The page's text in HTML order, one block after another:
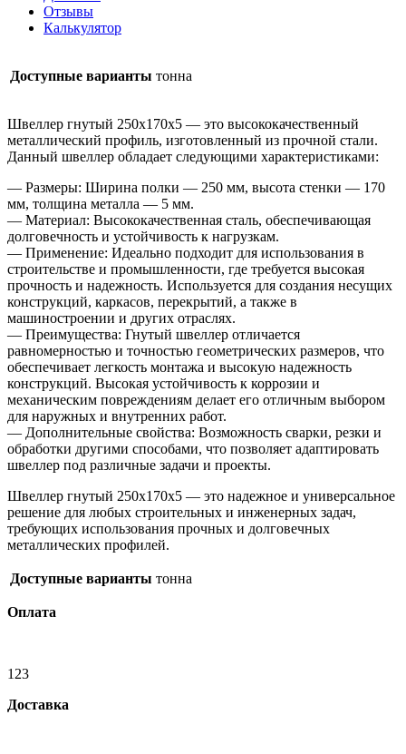
Отзывы
Калькулятор
Доступные варианты тонна
Швеллер гнутый 250х170х5 — это высококачественный
металлический профиль, изготовленный из прочной стали.
Данный швеллер обладает следующими характеристиками:
— Размеры: Ширина полки — 250 мм, высота стенки — 170
мм, толщина металла — 5 мм.
— Материал: Высококачественная сталь, обеспечивающая
долговечность и устойчивость к нагрузкам.
— Применение: Идеально подходит для использования в
строительстве и промышленности, где требуется высокая
прочность и надежность. Используется для создания несущих
конструкций, каркасов, перекрытий, а также в
машиностроении и других отраслях.
— Преимущества: Гнутый швеллер отличается
равномерностью и точностью геометрических размеров, что
обеспечивает легкость монтажа и высокую надежность
конструкций. Высокая устойчивость к коррозии и
механическим повреждениям делает его отличным выбором
для наружных и внутренних работ.
— Дополнительные свойства: Возможность сварки, резки и
обработки другими способами, что позволяет адаптировать
швеллер под различные задачи и проекты.
Швеллер гнутый 250х170х5 — это надежное и универсальное
решение для любых строительных и инженерных задач,
требующих использования прочных и долговечных
металлических профилей.
Доступные варианты тонна
Оплата
123
Доставка